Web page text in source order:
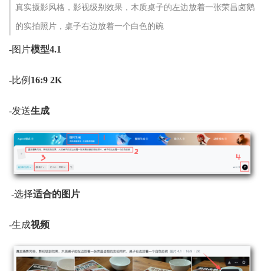
真实摄影风格，影视级别效果，木质桌子的左边放着一张荣昌卤鹅
的实拍照片，桌子右边放着一个白色的碗
-图片模型4.1
-比例 16:9 2K
-发送生成
-选择适合的图片
-生成视频